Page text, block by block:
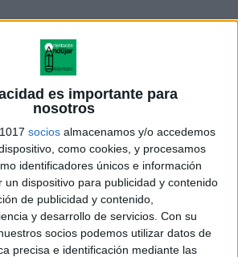
es importante para
nosotros
socios almacenamos y/o accedemos
como cookies, y procesamos
identificadores únicos e información
un dispositivo para publicidad y contenido
de publicidad y contenido,
y desarrollo de servicios. Con su
socios podemos utilizar datos de
precisa e identificación mediante las